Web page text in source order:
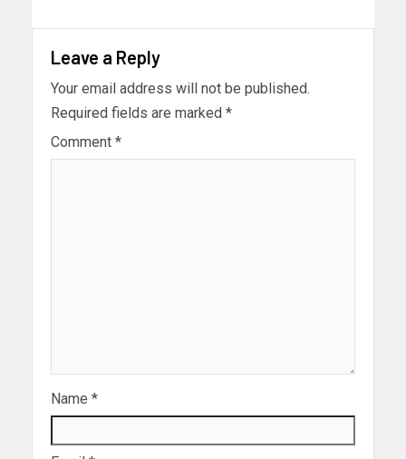
Leave a Reply
Your email address will not be published.
Required fields are marked *
Comment *
Name *